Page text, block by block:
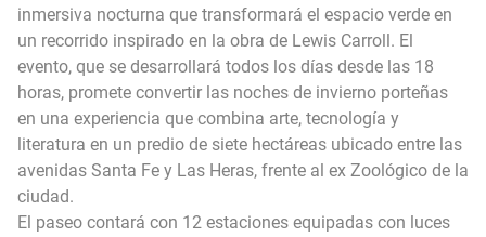
inmersiva nocturna que transformará el espacio verde en
un recorrido inspirado en la obra de Lewis Carroll. El
evento, que se desarrollará todos los días desde las 18
horas, promete convertir las noches de invierno porteñas
en una experiencia que combina arte, tecnología y
literatura en un predio de siete hectáreas ubicado entre las
avenidas Santa Fe y Las Heras, frente al ex Zoológico de la
ciudad.
El paseo contará con 12 estaciones equipadas con luces